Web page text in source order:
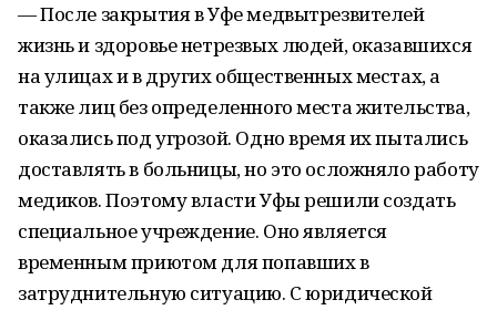
— После закрытия в Уфе медвытрезвителей
жизнь и здоровье нетрезвых людей, оказавшихся
на улицах и в других общественных местах, а
также лиц без определенного места жительства,
оказались под угрозой. Одно время их пытались
доставлять в больницы, но это осложняло работу
медиков. Поэтому власти Уфы решили создать
специальное учреждение. Оно является
временным приютом для попавших в
затруднительную ситуацию. С юридической